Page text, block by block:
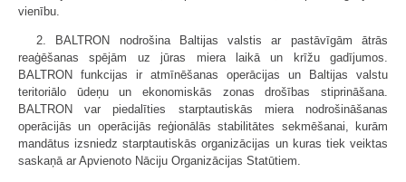
vienību.
2. BALTRON nodrošina Baltijas valstis ar pastāvīgām ātrās
reaģēšanas spējām uz jūras miera laikā un krīžu gadījumos.
BALTRON funkcijas ir atmīnēšanas operācijas un Baltijas valstu
teritoriālo ūdeņu un ekonomiskās zonas drošības stiprināšana.
BALTRON var piedalīties starptautiskās miera nodrošināšanas
operācijās un operācijās reģionālās stabilitātes sekmēšanai, kurām
mandātus izsniedz starptautiskās organizācijas un kuras tiek veiktas
saskaņā ar Apvienoto Nāciju Organizācijas Statūtiem.